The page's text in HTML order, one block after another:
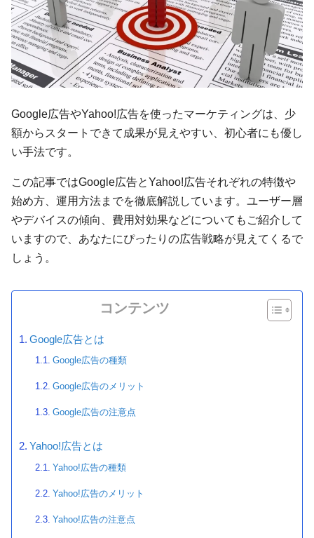
Google広告やYahoo!広告を使ったマーケティングは、少
額からスタートできて成果が見えやすい、初心者にも優し
い手法です。
この記事ではGoogle広告とYahoo!広告それぞれの特徴や
始め方、運用方法までを徹底解説しています。ユーザー層
やデバイスの傾向、費用対効果などについてもご紹介して
いますので、あなたにぴったりの広告戦略が見えてくるで
しょう。
コンテンツ
Google広告とは
Google広告の種類
Google広告のメリット
Google広告の注意点
Yahoo!広告とは
Yahoo!広告の種類
Yahoo!広告のメリット
Yahoo!広告の注意点